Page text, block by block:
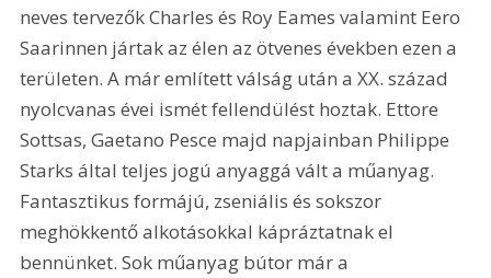
neves tervezők Charles és Roy Eames valamint Eero
Saarinnen jártak az élen az ötvenes években ezen a
területen. A már említett válság után a XX. század
nyolcvanas évei ismét fellendülést hoztak. Ettore
Sottsas, Gaetano Pesce majd napjainban Philippe
Starks által teljes jogú anyaggá vált a műanyag.
Fantasztikus formájú, zseniális és sokszor
meghökkentő alkotásokkal kápráztatnak el
bennünket. Sok műanyag bútor már a